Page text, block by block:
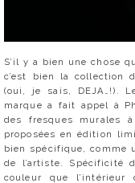
S’il y a bien une chose
c’est bien la collection
(oui, je sais, DEJA…!).
marque a fait appel à
des fresques murales
proposées en édition
bien spécifique, comme
de l’artiste. Spécificité
couleur que